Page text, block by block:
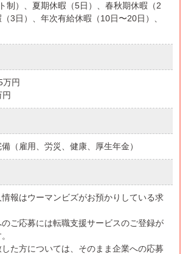
制）、夏期休暇（5日）、春秋期休暇（2
3日）、年次有給休暇（10日〜20日）、
万円
円
（雇用、労災、健康、厚生年金）
情報はウーマンビズがお預かりしている求
ご応募には転職支援サービスのご登録が
た方については、そのまま企業への応募